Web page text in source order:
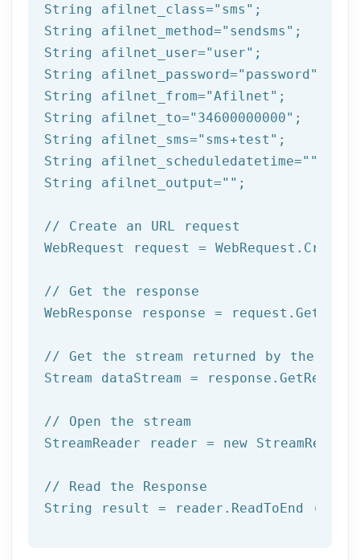
String afilnet_class="sms" ;
String afilnet_method="sendsms" ;
String afilnet_user="user" ;
String afilnet_password="password"
String afilnet_from="Afilnet" ;
String afilnet_to="34600000000" ;
String afilnet_sms="sms+test" ;
String afilnet_scheduledatetime=""
String afilnet_output="" ;
// Create an URL request
WebRequest request = WebRequest.Create(
// Get the response
WebResponse response =
// Get the stream returned by the
Stream dataStream =
// Open the stream
StreamReader reader = new
// Read the Response
String result = reader.ReadToEnd ();